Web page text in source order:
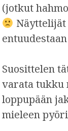
(jotkut
Suosittelen
varata tukku
loppupään
mieleen